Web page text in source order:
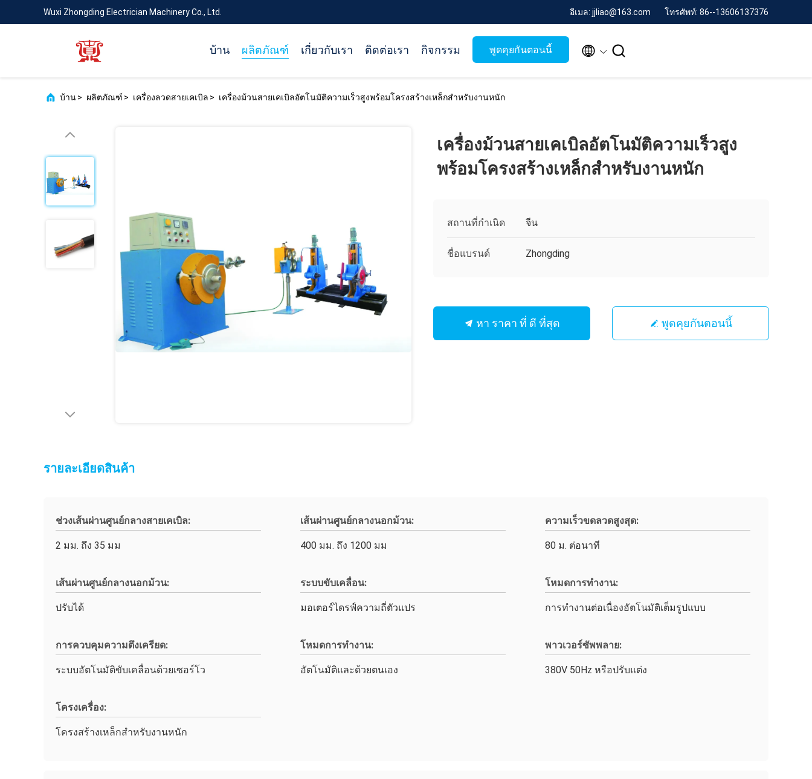
Wuxi Zhongding Electrician Machinery Co., Ltd. อีเมล: jjliao@163.com โทรศัพท์: 86--13606137376
บ้าน ผลิตภัณฑ์ เกี่ยวกับเรา ติดต่อเรา กิจกรรม พูดคุยกันตอนนี้  
บ้าน> ผลิตภัณฑ์ > เครื่องลวดสายเคเบิล > เครื่องม้วนสายเคเบิลอัตโนมัติความเร็วสูงพร้อมโครงสร้างเหล็กสำหรับงานหนัก
เครื่องม้วนสายเคเบิลอัตโนมัติความเร็วสูง
พร้อมโครงสร้างเหล็กสำหรับงานหนัก
สถานที่กำเนิด จีน
ชื่อแบรนด์ Zhongding
หา ราคา ที่ ดี ที่สุด พูดคุยกันตอนนี้
รายละเอียดสินค้า
ช่วงเส้นผ่านศูนย์กลางสายเคเบิล:
2 มม. ถึง 35 มม
เส้นผ่านศูนย์กลางนอกม้วน:
400 มม. ถึง 1200 มม
ความเร็วขดลวดสูงสุด:
80 ม. ต่อนาที
เส้นผ่านศูนย์กลางนอกม้วน:
ปรับได้
ระบบขับเคลื่อน:
มอเตอร์ไดรฟ์ความถี่ตัวแปร
โหมดการทำงาน:
การทำงานต่อเนื่องอัตโนมัติเต็มรูปแบบ
การควบคุมความตึงเครียด:
ระบบอัตโนมัติขับเคลื่อนด้วยเซอร์โว
โหมดการทำงาน:
อัตโนมัติและด้วยตนเอง
พาวเวอร์ซัพพลาย:
380V 50Hz หรือปรับแต่ง
โครงเครื่อง:
โครงสร้างเหล็กสำหรับงานหนัก